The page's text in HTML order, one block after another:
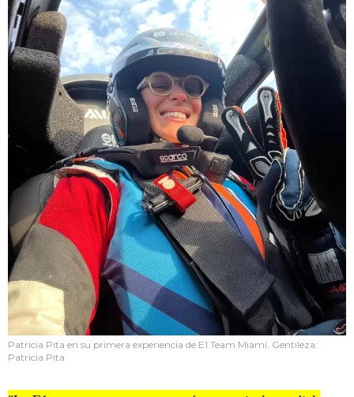
Patricia Pita en su primera experiencia de E1 Team Miami. Gentileza:
Patricia Pita